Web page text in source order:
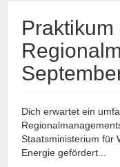
Praktikum
Dich erwartet ein
Staatsministerium für
Energie gefördert...